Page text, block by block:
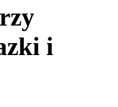
i